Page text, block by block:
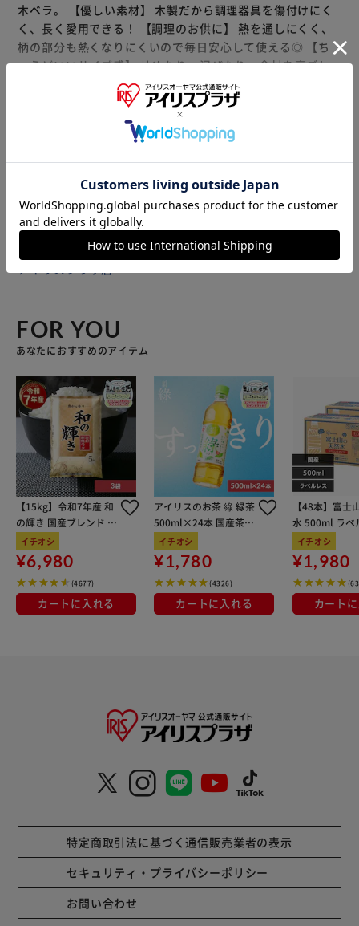
木ベラ。 【優しい素材】 木製だから調理器具を傷付けにく
く、長く愛用できる！ 【調理のお供に】 熱を通しにくく、
柄の部分も熱くなりにくいので毎日安心して使える◎ 【ち
ょうどいいサイズ感】 炒めたり、混ぜたり、食材を裏ごし
する時にも使いやすい。 【育てる楽しみ】 使い込むほどに
油が馴染み、色合いも変化。味わいを楽しめる一本♪ 【シ
ンプルなデザイン】 木目のナチュラルカラーどんなキッチ
もっと見る
じめご了承ください。
販売元(特定商取引法に基づく表記)：BACKYARD FAMILY
アイリスプラザ店
FOR YOU
あなたにおすすめのアイテム
【15kg】令和7年産 和
の輝き 国産ブレンド 5
kg×3袋
イチオシ
¥6,980
(4677)
カートに入れる
アイリスのお茶 綠 緑茶
500ml×24本 国産茶葉
100％使用
イチオシ
¥1,780
(4326)
カートに入れる
【48本】富士
水 500ml ラベ
イチオシ
¥1,980
カート
特定商取引法に基づく通信販売業者の表示
セキュリティ・プライバシーポリシー
お問い合わせ